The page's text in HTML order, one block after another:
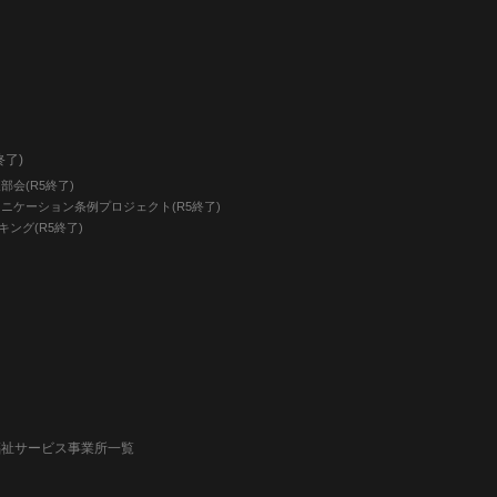
了)
会(R5終了)
ケーション条例プロジェクト(R5終了)
ング(R5終了)
サービス事業所一覧